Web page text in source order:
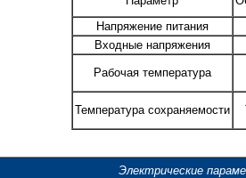
Напряжение питания
Входные напряжения
Рабочая температура
Температура сохраняемости
Электрические